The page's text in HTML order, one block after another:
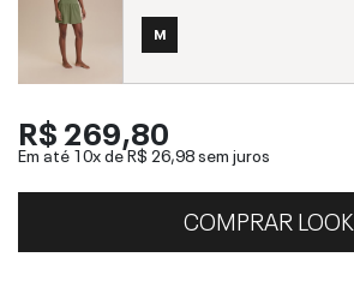
M
R$ 269,80
Em até 10x deR$ 26,98sem juros
COMPRAR LOOK